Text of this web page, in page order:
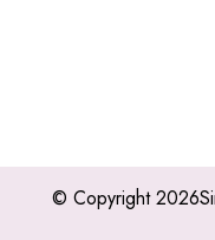
© Copyright 2026